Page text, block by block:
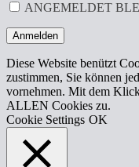
ANGEMELDET
Anmelden
Diese Website benützt
zustimmen, Sie können
vornehmen. Mit dem
ALLEN Cookies zu.
Cookie Settings OK